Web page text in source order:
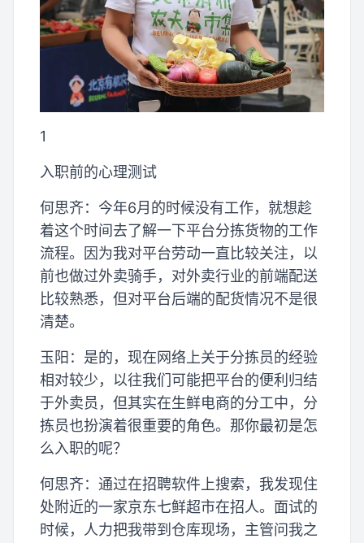
1
入职前的心理测试
何思齐：今年6月的时候没有工作，就想趁
着这个时间去了解一下平台分拣货物的工作
流程。因为我对平台劳动一直比较关注，以
前也做过外卖骑手，对外卖行业的前端配送
比较熟悉，但对平台后端的配货情况不是很
清楚。
玉阳：是的，现在网络上关于分拣员的经验
相对较少，以往我们可能把平台的便利归结
于外卖员，但其实在生鲜电商的分工中，分
拣员也扮演着很重要的角色。那你最初是怎
么入职的呢？
何思齐：通过在招聘软件上搜索，我发现住
处附近的一家京东七鲜超市在招人。面试的
时候，人力把我带到仓库现场，主管问我之